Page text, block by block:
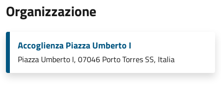
Organizzazione
Accoglienza Piazza Umberto I
Piazza Umberto I, 07046 Porto Torres SS, Italia